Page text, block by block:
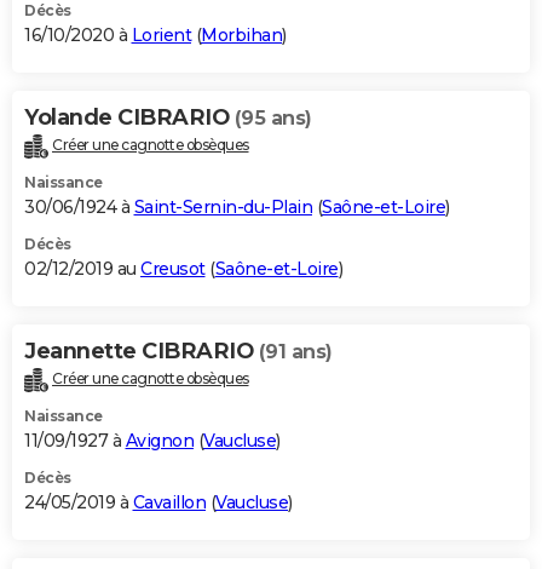
Décès
16/10/2020 à Lorient(Morbihan)
Yolande CIBRARIO (95 ans)
Créer une cagnotte obsèques
Naissance
30/06/1924 à Saint-Sernin-du-Plain (Saône-et-Loire)
Décès
02/12/2019 au Creusot(Saône-et-Loire)
Jeannette CIBRARIO (91 ans)
Créer une cagnotte obsèques
Naissance
11/09/1927 à Avignon (Vaucluse)
Décès
24/05/2019 à Cavaillon (Vaucluse)